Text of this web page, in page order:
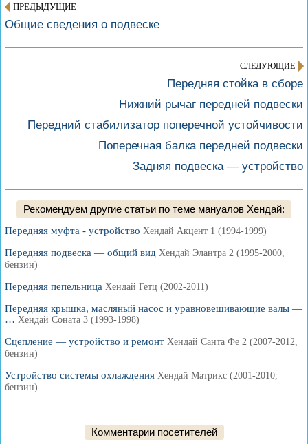
ПРЕДЫДУЩИЕ
Общие сведения о подвеске
СЛЕДУЮЩИЕ
Передняя стойка в сборе
Нижний рычаг передней подвески
Передний стабилизатор поперечной устойчивости
Поперечная балка передней подвески
Задняя подвеска — устройство
Рекомендуем другие статьи по теме мануалов Хендай:
Передняя муфта - устройство Хендай Акцент 1 (1994-1999)
Передняя подвеска — общий вид Хендай Элантра 2 (1995-2000,
бензин)
Передняя пепельница Хендай Гетц (2002-2011)
Передняя крышка, масляный насос и уравновешивающие валы —
… Хендай Соната 3 (1993-1998)
Сцепление — устройство и ремонт Хендай Санта Фе 2 (2007-2012,
бензин)
Устройство системы охлаждения Хендай Матрикс (2001-2010,
бензин)
Комментарии посетителей